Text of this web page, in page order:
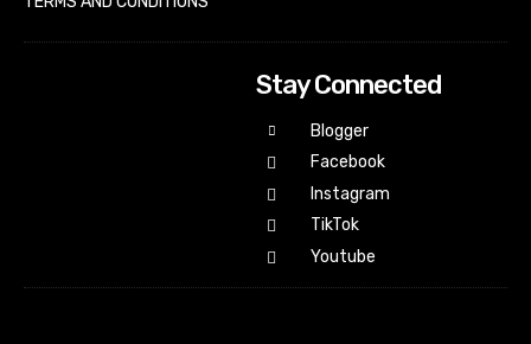
Stay Connected
Blogger
Facebook
Instagram
TikTok
Youtube